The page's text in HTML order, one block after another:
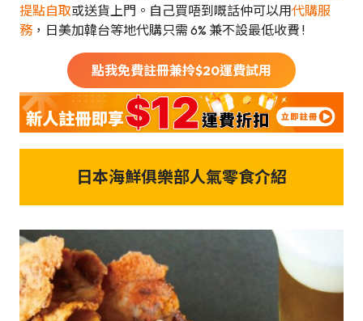
提點自取或送貨上門。自己買唔到嘅話仲可以用代購服
務 ，日美加韓台等地代購只需 6% 兼不設最低收費 !
點我免費註冊兼拎$20運費試用
日本海鮮俱樂部人氣零食介紹